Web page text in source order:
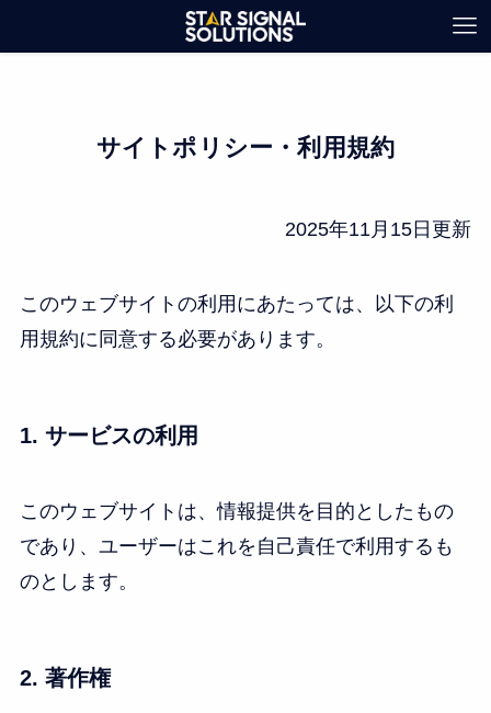
サイトポリシー・利用規約
2025年11月15日更新
このウェブサイトの利用にあたっては、以下の利
用規約に同意する必要があります。
1. サービスの利用
このウェブサイトは、情報提供を目的としたもの
であり、ユーザーはこれを自己責任で利用するも
のとします。
2. 著作権